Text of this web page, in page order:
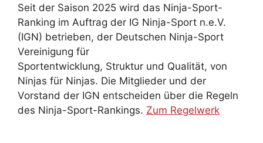
Seit der Saison 2025 wird das Ninja-Sport-
Ranking im Auftrag der IG Ninja-Sport n.e.V.
(IGN) betrieben, der Deutschen Ninja-Sport
Vereinigung für
Sportentwicklung, Struktur und Qualität, von
Ninjas für Ninjas. Die Mitglieder und der
Vorstand der IGN entscheiden über die Regeln
des Ninja-Sport-Rankings. Zum Regelwerk